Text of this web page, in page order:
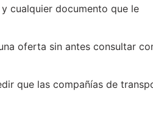
cualquier documento que le
oferta sin antes consultar
que las compañías de